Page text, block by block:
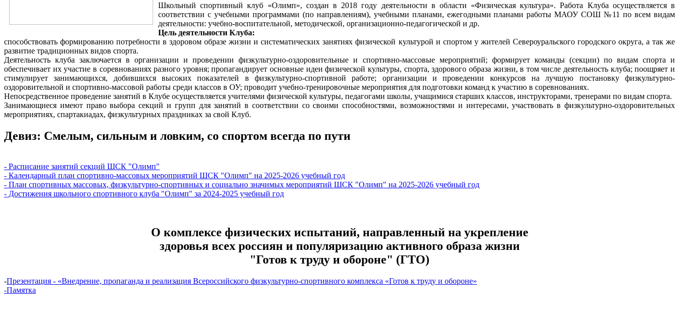
Школьный спортивный клуб «Олимп», создан в 2018 году деятельности в области «Физическая культура». Работа Клуба осуществляется в
соответствии с учебными программами (по направлениям), учебными планами, ежегодными планами работы МАОУ СОШ №11 по всем видам
деятельности: учебно-воспитательной, методической, организационно-педагогической и др.
Цель деятельности Клуба:
способствовать формированию потребности в здоровом образе жизни и систематических занятиях физической культурой и спортом у жителей Североуральского городского округа, а так же
развитие традиционных видов спорта.
Деятельность клуба заключается в организации и проведении физкультурно-оздоровительные и спортивно-массовые мероприятий; формирует команды (секции) по видам спорта и
обеспечивает их участие в соревнованиях разного уровня; пропагандирует основные идеи физической культуры, спорта, здорового образа жизни, в том числе деятельность клуба; поощряет и
стимулирует занимающихся, добившихся высоких показателей в физкультурно-спортивной работе; организации и проведении конкурсов на лучшую постановку физкультурно-
оздоровительной и спортивно-массовой работы среди классов в ОУ; проводит учебно-тренировочные мероприятия для подготовки команд к участию в соревнованиях.
Непосредственное проведение занятий в Клубе осуществляется учителями физической культуры, педагогами школы, учащимися старших классов, инструкторами, тренерами по видам спорта.
Занимающиеся имеют право выбора секций и групп для занятий в соответствии со своими способностями, возможностями и интересами, участвовать в физкультурно-оздоровительных
мероприятиях, спартакиадах, физкультурных праздниках за свой Клуб.
Девиз: Смелым, сильным и ловким, со спортом всегда по пути
- Расписание занятий секций ШСК "Олимп"
- Календарный план спортивно-массовых мероприятий ШСК "Олимп" на 2025-2026 учебный год
- План спортивных массовых, физкультурно-спортивных и социально значимых мероприятий ШСК "Олимп" на 2025-2026 учебный год
- Достижения школьного спортивного клуба "Олимп" за 2024-2025 учебный год
О комплексе физических испытаний, направленный на укрепление
здоровья всех россиян и популяризацию активного образа жизни
"Готов к труду и обороне" (ГТО)
-Презентация - «Внедрение, пропаганда и реализация Всероссийского физкультурно-спортивного комплекса «Готов к труду и обороне»
-Памятка